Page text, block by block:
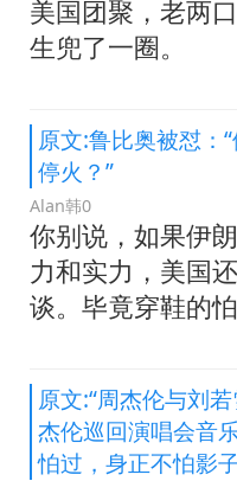
美国团聚，老两
生兜了一圈。
原文:鲁比奥被怼：
停火？”
Alan韩0
你别说，如果伊
力和实力，美国
谈。毕竟穿鞋的怕
原文:“周杰伦与刘
杰伦巡回演唱会音
怕过，身正不怕影